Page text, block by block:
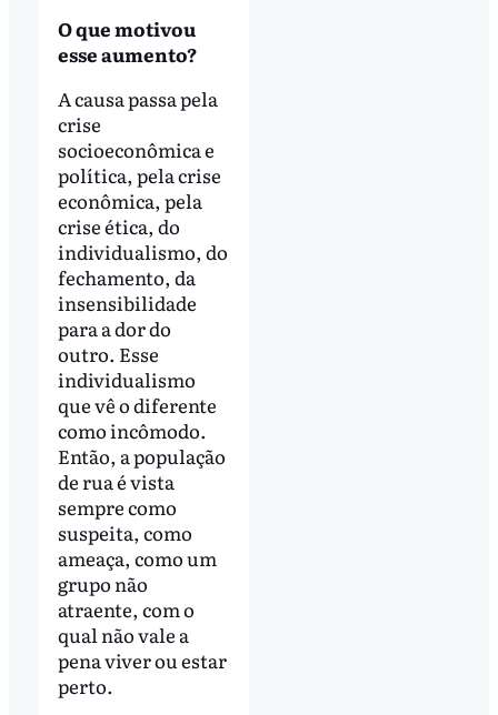
O que motivou
esse aumento?
A causa passa pela
crise
socioeconômica e
política, pela crise
econômica, pela
crise ética, do
individualismo, do
fechamento, da
insensibilidade
para a dor do
outro. Esse
individualismo
que vê o diferente
como incômodo.
Então, a população
de rua é vista
sempre como
suspeita, como
ameaça, como um
grupo não
atraente, com o
qual não vale a
pena viver ou estar
perto.